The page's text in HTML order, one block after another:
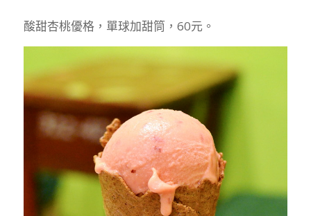
酸甜杏桃優格，單球加甜筒，60元。